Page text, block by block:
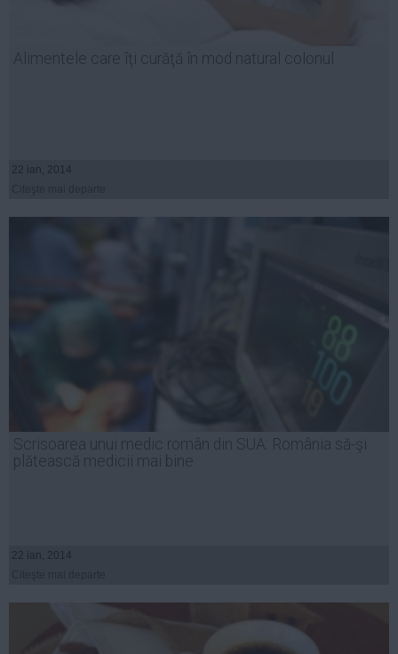
Alimentele care îţi curăţă în mod natural colonul
22 ian, 2014
Scrisoarea unui medic român din SUA: România să-şi
plătească medicii mai bine
22 ian, 2014